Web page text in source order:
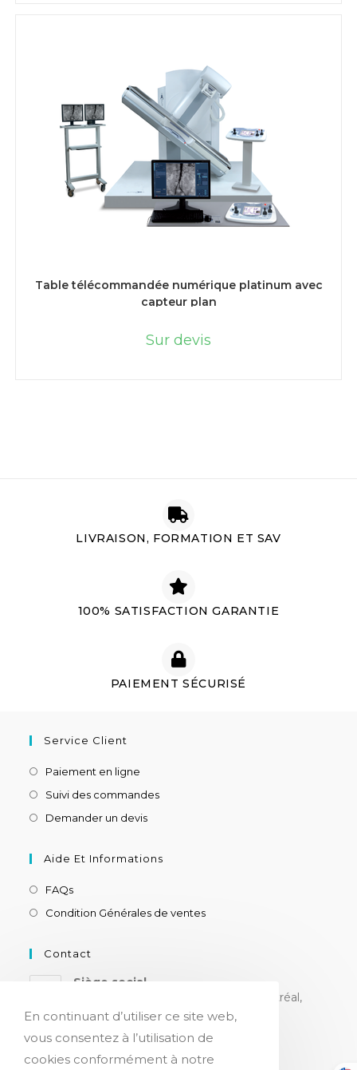
Table télécommandée numérique platinum avec
capteur plan
Sur devis
LIVRAISON, FORMATION ET SAV
100% SATISFACTION GARANTIE
PAIEMENT SÉCURISÉ
Service Client
Paiement en ligne
Suivi des commandes
Demander un devis
Aide Et Informations
FAQs
Condition Générales de ventes
Contact
Siège social
8180 ch. Devonshire, suite 205, Montréal,
H4P 2K3, CANADA
En continuant d’utiliser ce site web,
vous consentez à l’utilisation de
cookies conformément à notre